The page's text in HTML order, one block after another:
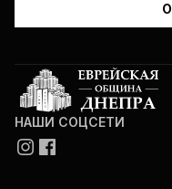
НАШИ СОЦСЕТИ